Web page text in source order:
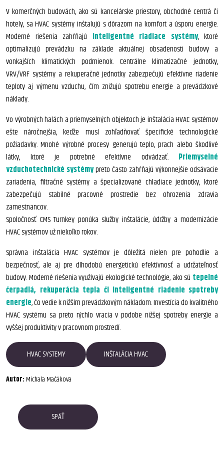
V komerčných budovách, ako sú kancelárske priestory, obchodné centrá či
hotely, sa HVAC systémy inštalujú s dôrazom na komfort a úsporu energie.
Moderné riešenia zahŕňajú inteligentné riadiace systémy, ktoré
optimalizujú prevádzku na základe aktuálnej obsadenosti budovy a
vonkajších klimatických podmienok. Centrálne klimatizačné jednotky,
VRV/VRF systémy a rekuperačné jednotky zabezpečujú efektívne riadenie
teploty aj výmenu vzduchu, čím znižujú spotrebu energie a prevádzkové
náklady.
Vo výrobných halách a priemyselných objektoch je inštalácia HVAC systémov
ešte náročnejšia, keďže musí zohľadňovať špecifické technologické
požiadavky. Mnohé výrobné procesy generujú teplo, prach alebo škodlivé
látky, ktoré je potrebné efektívne odvádzať. Priemyselné
vzduchotechnické systémypreto často zahŕňajú výkonnejšie odsávacie
zariadenia, filtračné systémy a špecializované chladiace jednotky, ktoré
zabezpečujú stabilné pracovné prostredie bez ohrozenia zdravia
zamestnancov.
Spoločnosť CMS Turnkey ponúka služby inštalácie, údržby a modernizácie
HVAC systémov už niekoľko rokov.
Správna inštalácia HVAC systémov je dôležitá nielen pre pohodlie a
bezpečnosť, ale aj pre dlhodobú energetickú efektívnosť a udržateľnosť
budovy. Moderné riešenia využívajú ekologické technológie, ako sú tepelné
čerpadlá, rekuperácia tepla či inteligentné riadenie spotreby
energie, čo vedie k nižším prevádzkovým nákladom. Investícia do kvalitného
HVAC systému sa preto rýchlo vracia v podobe nižšej spotreby energie a
vyššej produktivity v pracovnom prostredí.
HVAC SYSTEMY INŠTALÁCIA HVAC
Autor: Michala Mačákova
SPÄŤ